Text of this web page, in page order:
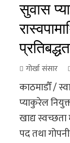
सुवास
गोर्खा संसार
काठमाडौँ /
प्याकुरेल
खाद्य स्वच्छता
पद तथा